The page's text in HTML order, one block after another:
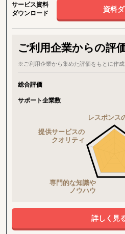
サービス資料
ダウンロード
資料
ご利用企業からの評
※ご利用企業から集めた評価をもとに作成
総合評価
サポート企業数
詳しく見